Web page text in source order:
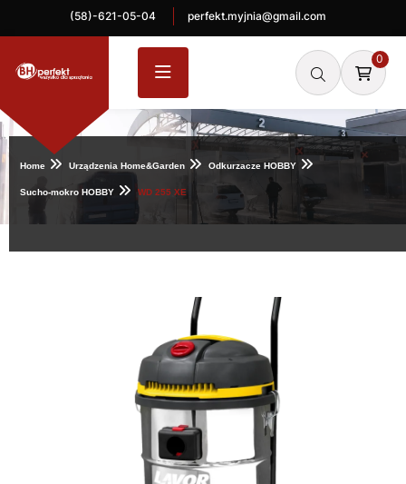
(58)-621-05-04 perfekt.myjnia@gmail.com
0
Home Urządzenia Home&Garden Odkurzacze HOBBY
Sucho-mokro HOBBY WD 255 XE